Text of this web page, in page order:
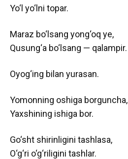
Yo‘l yo‘lni topar.
Maraz bo‘lsang yong‘oq ye,
Qusung‘a bo‘lsang — qalampir.
Oyog‘ing bilan yurasan.
Yomonning oshiga borguncha,
Yaxshining ishiga bor.
Go‘sht shirinligini tashlasa,
O‘g‘ri o‘g‘riligini tashlar.